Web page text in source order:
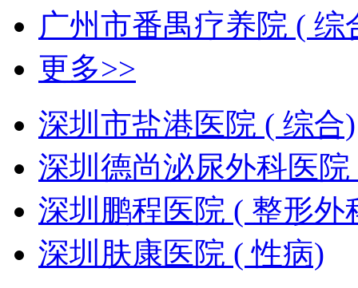
广州市番禺疗养院 ( 综
更多>>
深圳市盐港医院 ( 综合)
深圳德尚泌尿外科医院
深圳鹏程医院 ( 整形外
深圳肤康医院 ( 性病)